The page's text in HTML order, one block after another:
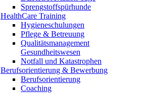
Sprengstoffspürhunde
HealthCare Training
Hygieneschulungen
Pflege & Betreuung
Qualitätsmanagement
Gesundheitswesen
Notfall und Katastrophen
Berufsorientierung & Bewerbung
Berufsorientierung
Coaching